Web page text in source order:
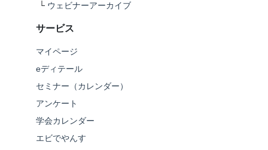
└ ウェビナーアーカイブ
サービス
マイページ
eディテール
セミナー（カレンダー）
アンケート
学会カレンダー
エビでやんす